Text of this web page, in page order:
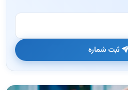
ثبت شماره